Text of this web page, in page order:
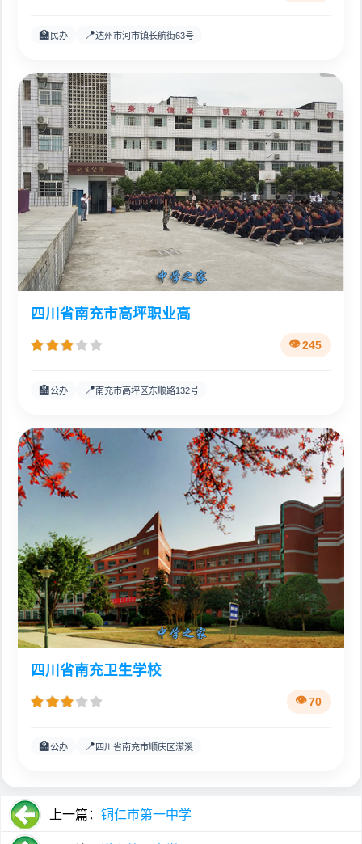
🏫 民办 📍达州市河市镇长航街63号
四川省南充市高坪职业高
245
🏫公办 📍南充市高坪区东顺路132号
四川省南充卫生学校
70
🏫公办 📍四川省南充市顺庆区潆溪
上一篇： 铜仁市第一中学